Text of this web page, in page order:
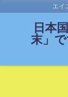
エイ
日本
末」